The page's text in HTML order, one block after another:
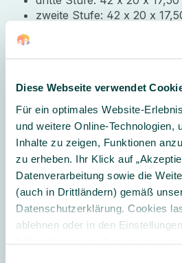
Diese Webseite verwendet
Für ein optimales Website-
und weitere Online-Technologien,
Inhalte zu zeigen, Funktionen
zu erheben. Ihr Klick auf
Datenverarbeitung sowie die
(auch in Drittländern) gemäß
Datenschutzerklärung. Cookies
ablehnen oder in den
zweite Stufe: 42 x 20 x
Lieferung erfolgt teilmontiert -
Sicherheit:
Höhe der Aufkantung
Anforderungen der
Alle Verbindungen und
entsprechen der Norm für